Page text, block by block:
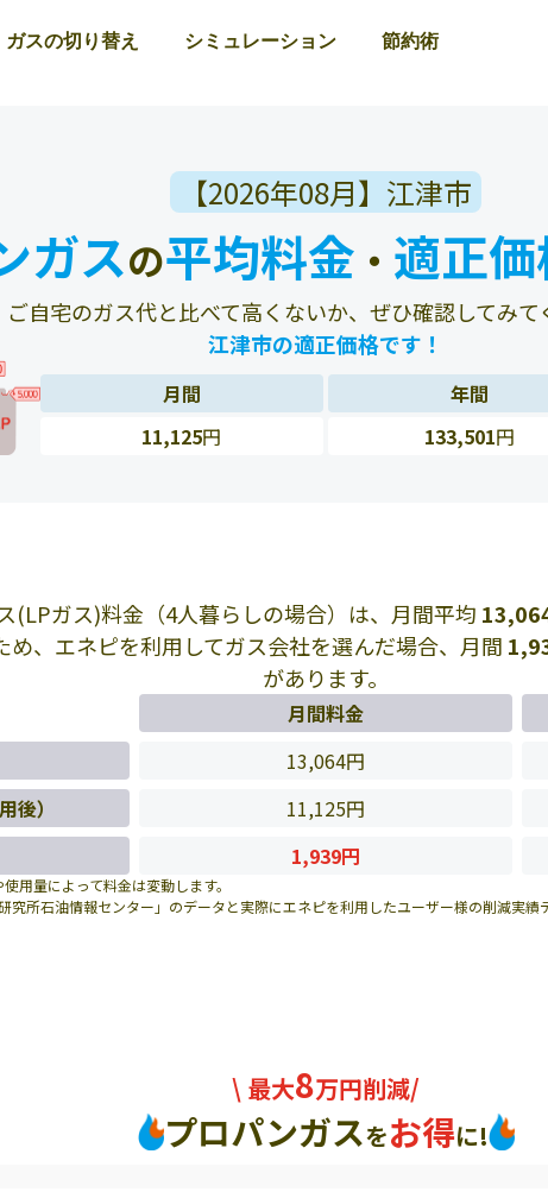
ガスの切り替え シミュレーション 節約術
【2026年08月】江津市
ガスの平均料金 ・ 適正
ご自宅のガス代と比べて高くないか、ぜひ確認してみて
江津市の適正価格です！
月間
年間
11,125円 133,501円
(LPガス)料金（4人暮らしの場合）は、月間平均
め、エネピを利用してガス会社を選んだ場合、月間
があります。
月間料金
13,064円
後）
11,125円
1,939円
用量によって料金は変動します。
所石油情報センター」のデータと実際にエネピを利用したユーザー様の削減実績
\ 最大8万円削減/
プロパンガスをお得に!